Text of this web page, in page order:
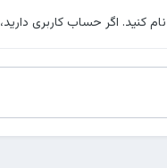
کنید. اگر حساب کاربری دارید،